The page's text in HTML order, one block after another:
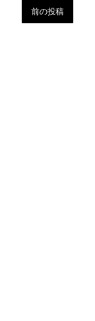
前の投稿